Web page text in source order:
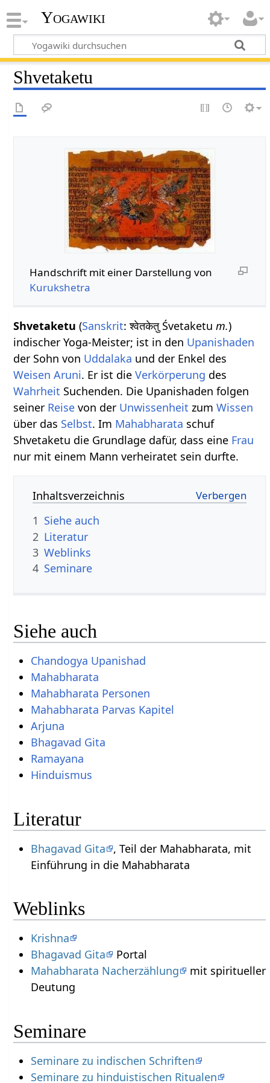
Yogawiki
Shvetaketu
Handschrift mit einer Darstellung von
Kurukshetra
Shvetaketu (Sanskrit: श्वेतकेतु Śvetaketum.)
indischer Yoga-Meister; ist in den Upanishaden
der Sohn von Uddalaka und der Enkel des
Weisen Aruni. Er ist dieVerkörperung des
Wahrheit Suchenden. Die Upanishaden folgen
seiner Reise von der Unwissenheit zumWissen
über das Selbst. Im Mahabharata schuf
Shvetaketu die Grundlage dafür, dass eine Frau
nur mit einem Mann verheiratet sein durfte.
Inhaltsverzeichnis
1 Siehe auch
2 Literatur
3 Weblinks
4 Seminare
Siehe auch
Chandogya Upanishad
Mahabharata
Mahabharata Personen
Mahabharata Parvas Kapitel
Arjuna
Bhagavad Gita
Ramayana
Hinduismus
Literatur
Bhagavad Gita
, Teil der Mahabharata, mit
Einführung in die Mahabharata
Weblinks
Krishna
Bhagavad Gita
Portal
Mahabharata Nacherzählung
mit spiritueller
Deutung
Seminare
Seminare zu indischen Schriften
Seminare zu hinduistischen Ritualen